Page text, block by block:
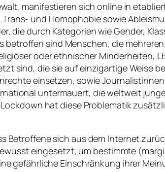
manifestieren sich online in
und Homophobie sowie
die durch Kategorien wie Gender,
betroffen sind Menschen, die
oder ethnischer Minderheiten,
sind, die sie auf einzigartige Weise
einsetzen, sowie Journalist
untermauert, die weltweit
Lockdown hat diese Problematik
Betroffene sich aus dem Internet
eingesetzt, um bestimmte
gefährliche Einschränkung ihrer